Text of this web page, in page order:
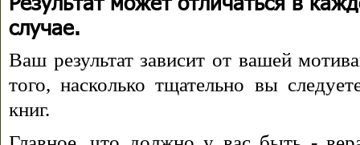
случае.
Ваш результат зависит от вашей
того, насколько тщательно вы
книг.